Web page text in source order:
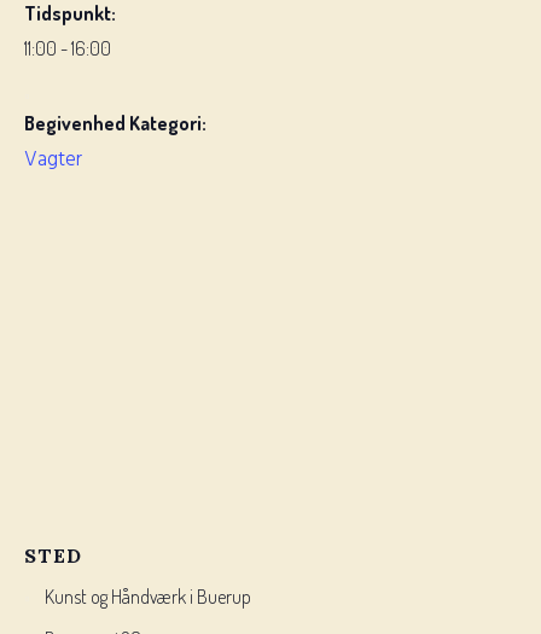
Tidspunkt:
11:00 - 16:00
Begivenhed Kategori:
Vagter
STED
Kunst og Håndværk i Buerup